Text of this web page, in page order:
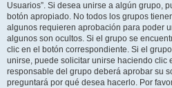
Usuarios”. Si desea unirse a algún grupo,
botón apropiado. No todos los grupos
algunos requieren aprobación para poder
algunos son ocultos. Si el grupo se
clic en el botón correspondiente. Si el
unirse, puede solicitar unirse haciendo clic
responsable del grupo deberá aprobar su
preguntará por qué desea hacerlo. Por